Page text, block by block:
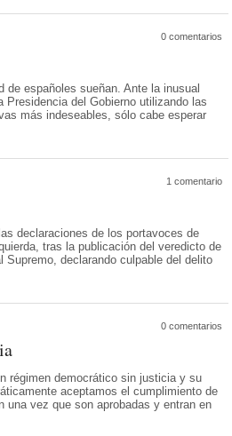
0 comentarios
de españoles sueñan. Ante la inusual
Presidencia del Gobierno utilizando las
más indeseables, sólo cabe esperar
1 comentario
declaraciones de los portavoces de
tras la publicación del veredicto de
Supremo, declarando culpable del delito
0 comentarios
régimen democrático sin justicia y su
aceptamos el cumplimiento de
una vez que son aprobadas y entran en